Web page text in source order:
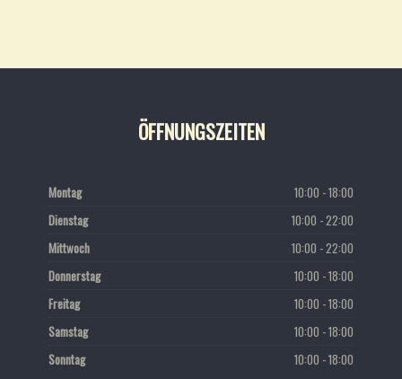
ÖFFNUNGSZEITEN
Montag
10:00 - 18:00
Dienstag
10:00 - 22:00
Mittwoch
10:00 - 22:00
Donnerstag
10:00 - 18:00
Freitag
10:00 - 18:00
Samstag
10:00 - 18:00
Sonntag
10:00 - 18:00